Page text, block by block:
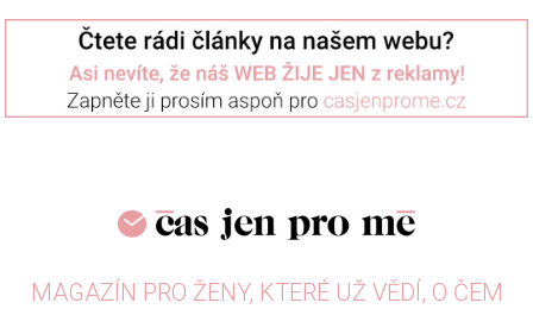
MAGAZÍN PRO ŽENY, KTERÉ UŽ VĚDÍ, O ČEM